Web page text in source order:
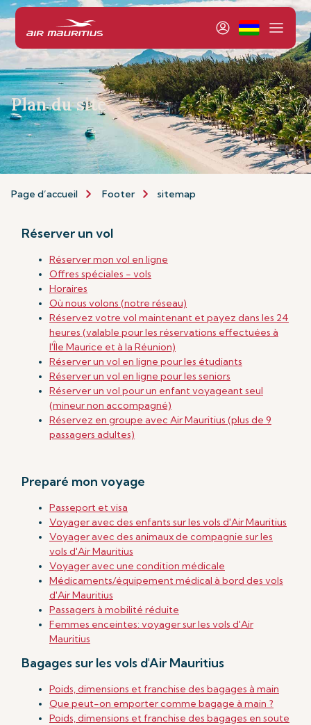
Plan du site
Page d’accueil Footer sitemap
Réserver un vol
Réserver mon vol en ligne
Offres spéciales - vols
Horaires
Où nous volons (notre réseau)
Réservez votre vol maintenant et payez dans les 24
heures (valable pour les réservations effectuées à
l'Île Maurice et à la Réunion)
Réserver un vol en ligne pour les étudiants
Réserver un vol en ligne pour les seniors
Réserver un vol pour un enfant voyageant seul
(mineur non accompagné)
Réservez en groupe avec Air Mauritius (plus de 9
passagers adultes)
Preparé mon voyage
Passeport et visa
Voyager avec des enfants sur les vols d'Air Mauritius
Voyager avec des animaux de compagnie sur les
vols d'Air Mauritius
Voyager avec une condition médicale
Médicaments/équipement médical à bord des vols
d'Air Mauritius
Passagers à mobilité réduite
Femmes enceintes: voyager sur les vols d'Air
Mauritius
Bagages sur les vols d'Air Mauritius
Poids, dimensions et franchise des bagages à main
Que peut-on emporter comme bagage à main ?
Poids, dimensions et franchise des bagages en soute